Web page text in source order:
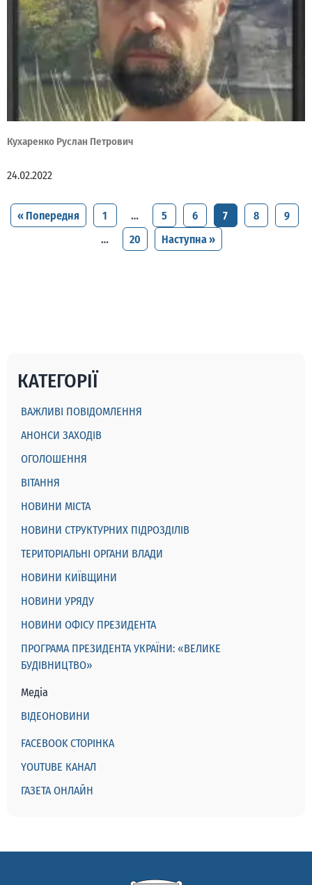
Кухаренко Руслан Петрович
24.02.2022
« Попередня 1 … 5 6 7 8
9
…
20 Наступна »
КАТЕГОРІЇ
ВАЖЛИВІ ПОВІДОМЛЕННЯ
АНОНСИ ЗАХОДІВ
ОГОЛОШЕННЯ
ВІТАННЯ
НОВИНИ МІСТА
НОВИНИ СТРУКТУРНИХ ПІДРОЗДІЛІВ
ТЕРИТОРІАЛЬНІ ОРГАНИ ВЛАДИ
НОВИНИ КИЇВЩИНИ
НОВИНИ УРЯДУ
НОВИНИ ОФІСУ ПРЕЗИДЕНТА
ПРОГРАМА ПРЕЗИДЕНТА УКРАЇНИ: «ВЕЛИКЕ
БУДІВНИЦТВО»
Медіа
ВІДЕОНОВИНИ
FACEBOOK СТОРІНКА
YOUTUBE КАНАЛ
ГАЗЕТА ОНЛАЙН